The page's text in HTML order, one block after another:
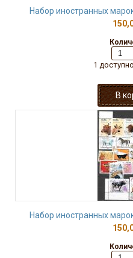
Набор иностранных
1
Набор иностранных